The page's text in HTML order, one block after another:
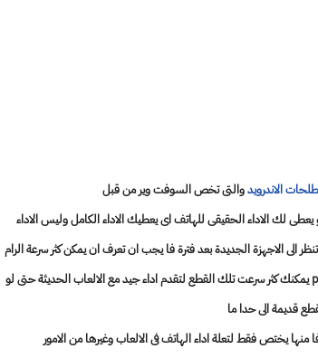
الاندرويدوالتى تخص السوفت وير من قبل
لك الاداء الحقيقى للهاتف اى يعطيك الاداء الكامل وليس الاداء
الى الاجهزة الجديدة بعد فترة فا يجب ان تعرف ان يمكن كثر سرعة الرام
والمعلج فى الهاتف كما فى الكمبيوتر او الpc فا قطع الpc يمكنك كثر سرعت تلك القطع لتقدم اداء جيد مع الالعاب الحديثة حتى لو
قديمة الى حدا ما
منها يختص فقط لتعلة اداء الهاتف فى الالعاب وغيرها من الامور